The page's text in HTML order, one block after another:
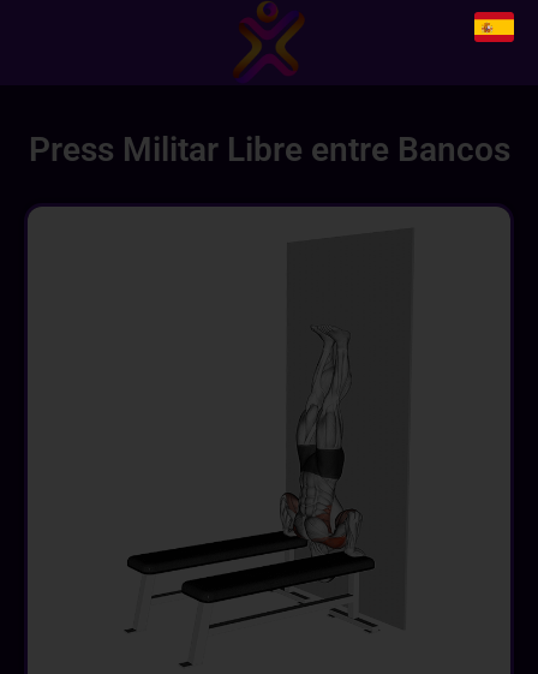
Press Militar Libre entre Bancos